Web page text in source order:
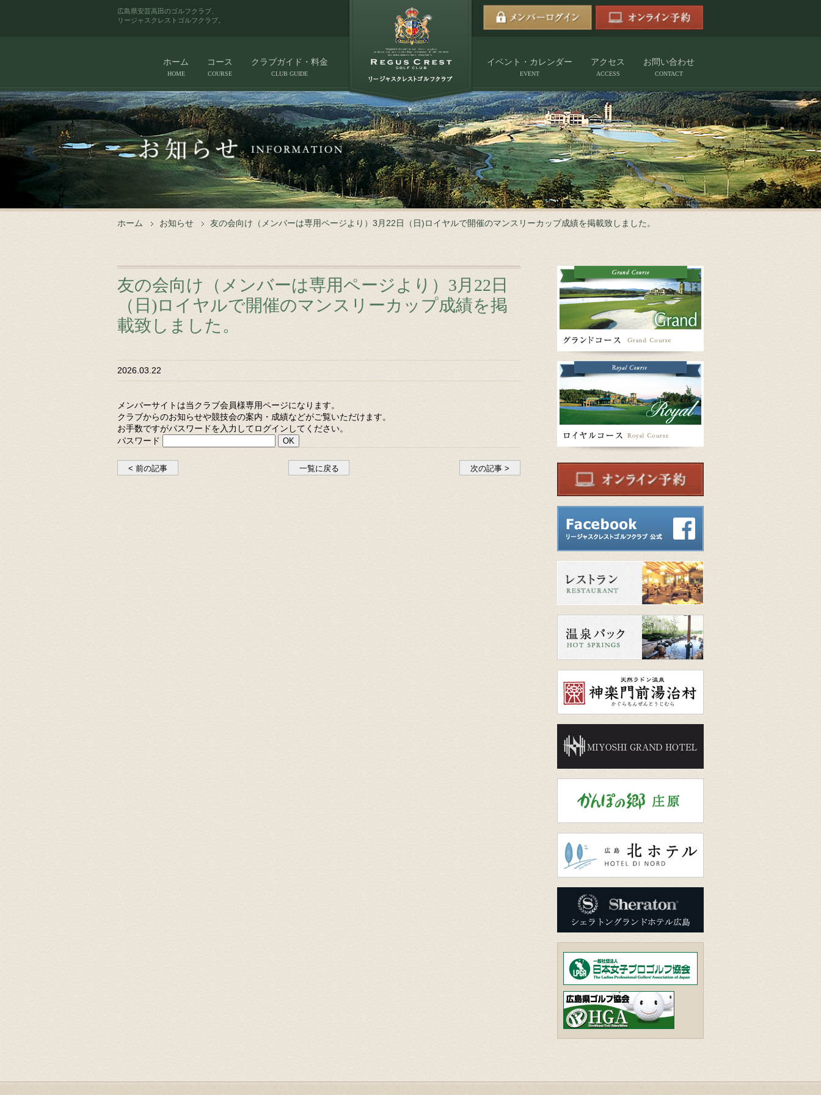
広島県安芸高田のゴルフクラブ、
リージャスクレストゴルフクラブ。
ホーム
HOME
コース
COURSE
クラブガイド・料金
CLUB GUIDE
イベント・カレンダー
EVENT
アクセス
ACCESS
お問い合わせ
CONTACT
ホーム お知らせ 友の会向け（メンバーは専用ページより）3月22日（日)ロイヤルで開催のマンスリーカップ成績を掲載致しました。
友の会向け（メンバーは専用ページより）3月22日
（日)ロイヤルで開催のマンスリーカップ成績を掲
載致しました。
2026.03.22
メンバーサイトは当クラブ会員様専用ページになります。
クラブからのお知らせや競技会の案内・成績などがご覧いただけます。
お手数ですがパスワードを入力してログインしてください。
パスワード
< 前の記事 一覧に戻る 次の記事 >